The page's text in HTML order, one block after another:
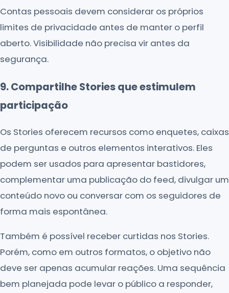
Contas pessoais devem considerar os próprios
limites de privacidade antes de manter o perfil
aberto. Visibilidade não precisa vir antes da
segurança.
9. Compartilhe Stories que estimulem
participação
Os Stories oferecem recursos como enquetes, caixas
de perguntas e outros elementos interativos. Eles
podem ser usados para apresentar bastidores,
complementar uma publicação do feed, divulgar um
conteúdo novo ou conversar com os seguidores de
forma mais espontânea.
Também é possível receber curtidas nos Stories.
Porém, como em outros formatos, o objetivo não
deve ser apenas acumular reações. Uma sequência
bem planejada pode levar o público a responder,